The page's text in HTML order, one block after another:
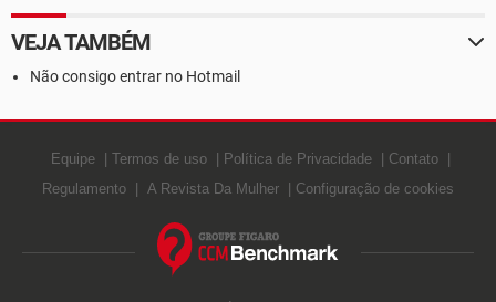
VEJA TAMBÉM
Não consigo entrar no Hotmail
Equipe Termos de uso Política de Privacidade
Contato
Regulamento
A Revista Da Mulher Configuração de cookies